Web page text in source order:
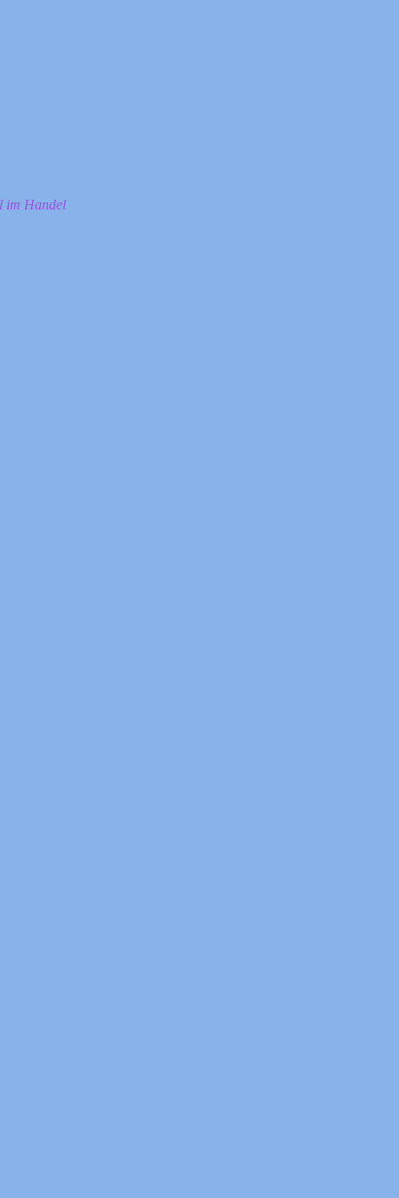
im Handel